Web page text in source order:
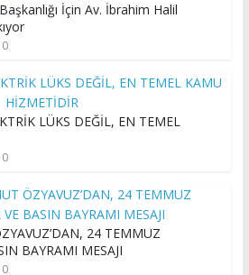
İçin Av. İbrahim Halil
0
LÜKS DEĞİL, EN TEMEL
0
24 TEMMUZ
BAYRAMI MESAJI
0